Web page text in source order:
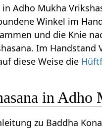
in Adho Mukha
Winkel im
und die Knie
Im
diese Weise die
in Adho
zu Baddha